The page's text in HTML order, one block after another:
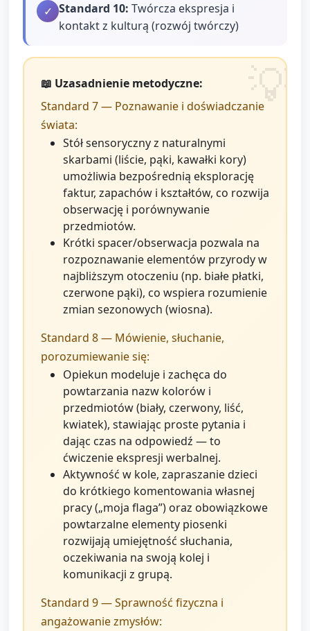
✓ Standard 10: Twórcza ekspresja i
kontakt z kulturą (rozwój twórczy)
📖 Uzasadnienie metodyczne:
Standard 7 — Poznawanie i doświadczanie
świata:
Stół sensoryczny z naturalnymi
skarbami (liście, pąki, kawałki kory)
umożliwia bezpośrednią eksplorację
faktur, zapachów i kształtów, co rozwija
obserwację i porównywanie
przedmiotów.
Krótki spacer/obserwacja pozwala na
rozpoznawanie elementów przyrody w
najbliższym otoczeniu (np. białe płatki,
czerwone pąki), co wspiera rozumienie
zmian sezonowych (wiosna).
Standard 8 — Mówienie, słuchanie,
porozumiewanie się:
Opiekun modeluje i zachęca do
powtarzania nazw kolorów i
przedmiotów (biały, czerwony, liść,
kwiatek), stawiając proste pytania i
dając czas na odpowiedź — to
ćwiczenie ekspresji werbalnej.
Aktywność w kole, zapraszanie dzieci
do krótkiego komentowania własnej
pracy („moja flaga”) oraz obowiązkowe
powtarzalne elementy piosenki
rozwijają umiejętność słuchania,
oczekiwania na swoją kolej i
komunikacji z grupą.
Standard 9 — Sprawność fizyczna i
angażowanie zmysłów: